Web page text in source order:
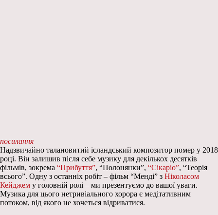
посилання
Надзвичайно талановитий ісландський композитор помер у 2018
році. Він залишив після себе музику для декількох десятків
фільмів, зокрема “Прибуття”, “Полонянки”, “Сікаріо”, “Теорія
всього”. Одну з останніх робіт – фільм “Менді” з Ніколасом
Кейджем у головній ролі – ми презентуємо до вашої уваги.
Музика для цього нетривіального хорора є медітативним
потоком, від якого не хочеться відриватися.